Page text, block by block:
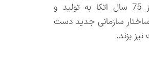
کند و پس از 75 سال اتکا به تولید و
ساختار سازمانی جدید دست
بزند.